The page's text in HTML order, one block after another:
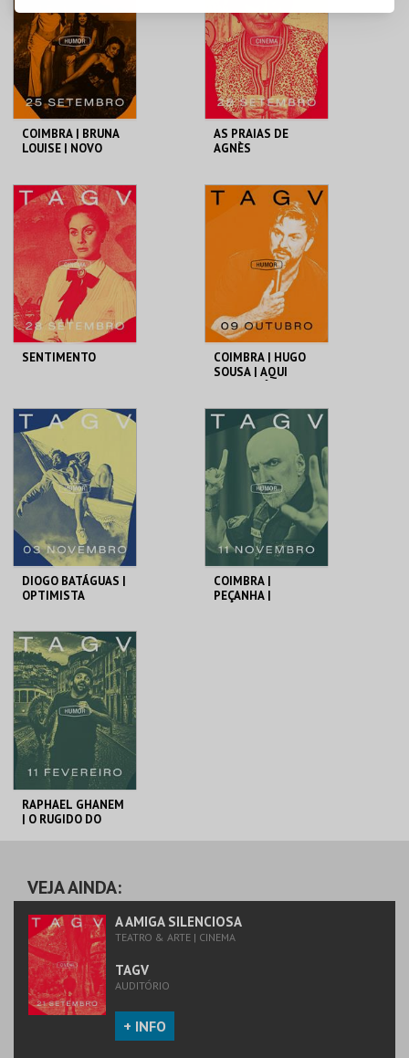
MAIS INFO
COMPRAR
MAIS INFO
COMPRAR
COIMBRA | BRUNA
LOUISE | NOVO
TAGV
MAIS INFO
COMPRAR
AS PRAIAS DE
AGNÈS
TAGV
MAIS INFO
COMPRAR
SENTIMENTO
TAGV
MAIS INFO
COMPRAR
COIMBRA | HUGO
SOUSA | AQUI
TAGV
MAIS INFO
COMPRAR
DIOGO BATÁGUAS |
OPTIMISTA
TAGV
MAIS INFO
COMPRAR
COIMBRA |
PEÇANHA |
RAPHAEL GHANEM
| O RUGIDO DO
MAIS INFO
COMPRAR
VEJA AINDA:
A AMIGA SILENCIOSA
TEATRO & ARTE | CINEMA
TAGV
AUDITÓRIO
+ INFO